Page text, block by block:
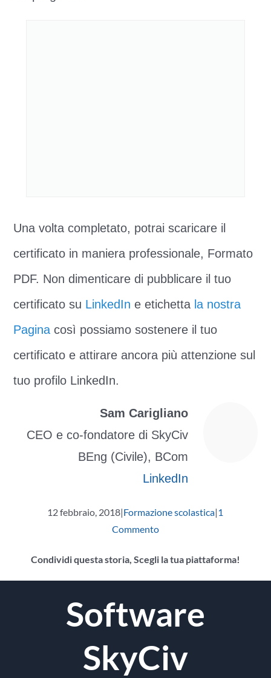
Una volta completato, potrai scaricare il
certificato in maniera professionale, Formato
PDF. Non dimenticare di pubblicare il tuo
certificato su LinkedIn e etichetta la nostra
Paginacosì possiamo sostenere il tuo
certificato e attirare ancora più attenzione sul
tuo profilo LinkedIn.
Sam Carigliano
CEO e co-fondatore di SkyCiv
BEng (Civile), BCom
LinkedIn
12 febbraio, 2018|Formazione scolastica|1
Commento
Condividi questa storia, Scegli la tua piattaforma!
Software
SkyCiv